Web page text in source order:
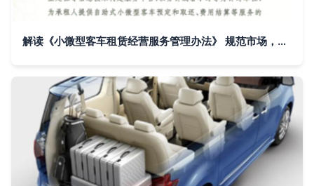
解读《小微型客车租赁经营服务管理办法》 规范市场，保障行业健康发展